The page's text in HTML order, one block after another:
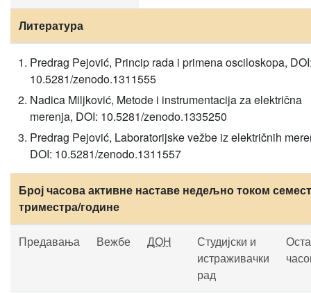
Литература
Predrag Pejović, Princip rada i primena osciloskopa,
10.5281/zenodo.1311555
Nadica Miljković, Metode i instrumentacija za električna
merenja, DOI: 10.5281/zenodo.1335250
Predrag Pejović, Laboratorijske vežbe iz električnih
DOI: 10.5281/zenodo.1311557
Број часова активне наставе недељно током
триместра/године
Предавања Вежбе ДОН
Студијски и
истраживачки
рад